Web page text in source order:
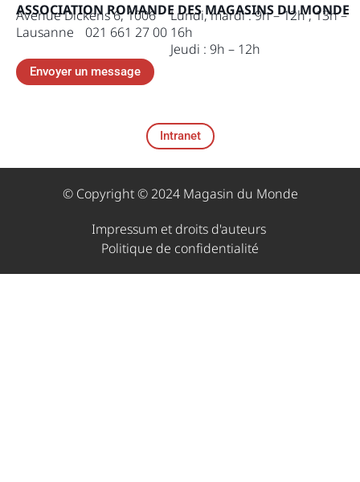
ASSOCIATION ROMANDE DES MAGASINS DU MONDE
Avenue Dickens 6, 1006
Lausanne 021 661 27 00
Lundi, mardi : 9h – 12h , 13h –
16h
Jeudi : 9h – 12h
Envoyer un message
Intranet
© Copyright © 2024 Magasin du Monde
Impressum et droits d'auteurs ​
Politique de confidentialité​